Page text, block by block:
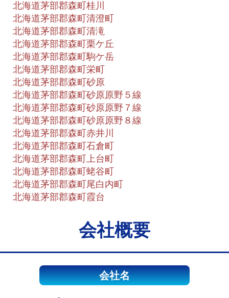
北海道茅部郡森町桂川
北海道茅部郡森町清澄町
北海道茅部郡森町清滝
北海道茅部郡森町栗ケ丘
北海道茅部郡森町駒ケ岳
北海道茅部郡森町栄町
北海道茅部郡森町砂原
北海道茅部郡森町砂原原野５線
北海道茅部郡森町砂原原野７線
北海道茅部郡森町砂原原野８線
北海道茅部郡森町赤井川
北海道茅部郡森町石倉町
北海道茅部郡森町上台町
北海道茅部郡森町蛯谷町
北海道茅部郡森町尾白内町
北海道茅部郡森町霞台
会社概要
会社名